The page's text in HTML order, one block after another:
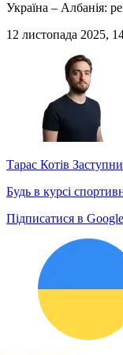
Україна – Албанія:
12 листопада 2025,
Тарас Котів
Будь в курсі
Підписатися в Google